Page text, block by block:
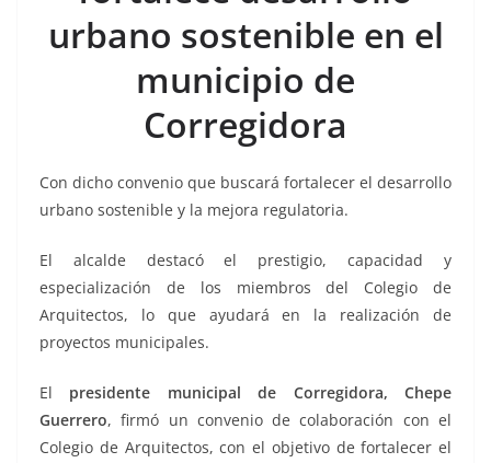
o p er
urbano sostenible en el
municipio de
Corregidora
Con dicho convenio que buscará fortalecer el desarrollo
urbano sostenible y la mejora regulatoria.
El alcalde destacó el prestigio, capacidad y
especialización de los miembros del Colegio de
Arquitectos, lo que ayudará en la realización de
proyectos municipales.
El presidente municipal de Corregidora, Chepe
Guerrero, firmó un convenio de colaboración con el
Colegio de Arquitectos, con el objetivo de fortalecer el